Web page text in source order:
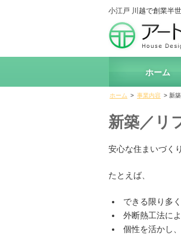
小江戸 川越で創業半
ホーム
ホーム > 事業内容 > 新
新築／リ
安心な住まいづく
たとえば、
できる限り多
外断熱工法に
個性を活かし